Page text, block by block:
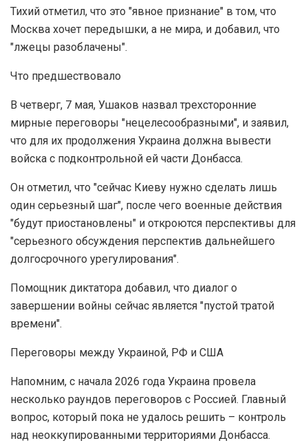
Тихий отметил, что это "явное признание" в том, что
Москва хочет передышки, а не мира, и добавил, что
"лжецы разоблачены".
Что предшествовало
В четверг, 7 мая, Ушаков назвал трехсторонние
мирные переговоры "нецелесообразными", и заявил,
что для их продолжения Украина должна вывести
войска с подконтрольной ей части Донбасса.
Он отметил, что "сейчас Киеву нужно сделать лишь
один серьезный шаг", после чего военные действия
"будут приостановлены" и откроются перспективы для
"серьезного обсуждения перспектив дальнейшего
долгосрочного урегулирования".
Помощник диктатора добавил, что диалог о
завершении войны сейчас является "пустой тратой
времени".
Переговоры между Украиной, РФ и США
Напомним, с начала 2026 года Украина провела
несколько раундов переговоров с Россией. Главный
вопрос, который пока не удалось решить – контроль
над неоккупированными территориями Донбасса.